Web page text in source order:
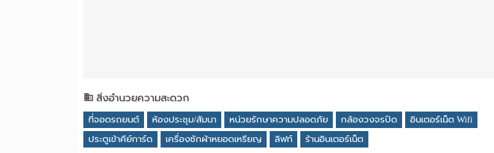
สิ่งอำนวยความสะดวก
ที่จอดรถยนต์ ห้องประชุม/สัมนา หน่วยรักษาความปลอดภัย กล้องวงจรปิด
อินเตอร์เน็ต Wifi
ประตูเข้าคีย์การ์ด
เครื่องซักผ้าหยอดเหรียญ ลิฟท์ ร้านอินเตอร์เน็ต